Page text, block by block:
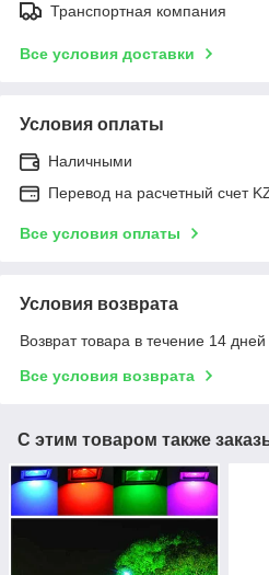
Транспортная компания
Все условия доставки
Условия оплаты
Наличными
Перевод на расчетный счет
Все условия оплаты
Условия возврата
Возврат товара в течение 14
Все условия возврата
С этим товаром также